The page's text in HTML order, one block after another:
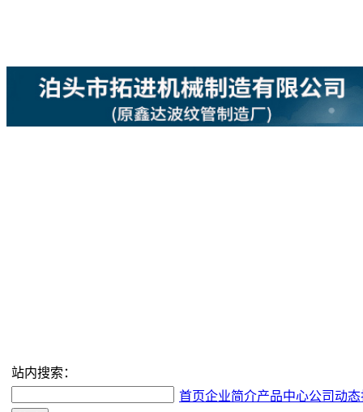
站内搜索：
首页企业简介产品中心公司动态